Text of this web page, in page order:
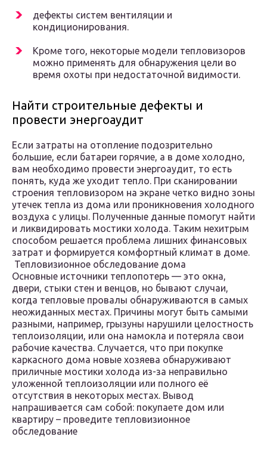
дефекты систем вентиляции и
кондиционирования.
Кроме того, некоторые модели тепловизоров
можно применять для обнаружения цели во
время охоты при недостаточной видимости.
Найти строительные дефекты и
провести энергоаудит
Если затраты на отопление подозрительно
большие, если батареи горячие, а в доме холодно,
вам необходимо провести энергоаудит, то есть
понять, куда же уходит тепло. При сканировании
строения тепловизором на экране четко видно зоны
утечек тепла из дома или проникновения холодного
воздуха с улицы. Полученные данные помогут найти
и ликвидировать мостики холода. Таким нехитрым
способом решается проблема лишних финансовых
затрат и формируется комфортный климат в доме.
Тепловизионное обследование дома
Основные источники теплопотерь — это окна,
двери, стыки стен и венцов, но бывают случаи,
когда тепловые провалы обнаруживаются в самых
неожиданных местах. Причины могут быть самыми
разными, например, грызуны нарушили целостность
теплоизоляции, или она намокла и потеряла свои
рабочие качества. Случается, что при покупке
каркасного дома новые хозяева обнаруживают
приличные мостики холода из-за неправильно
уложенной теплоизоляции или полного её
отсутствия в некоторых местах. Вывод
напрашивается сам собой: покупаете дом или
квартиру – проведите тепловизионное
обследование